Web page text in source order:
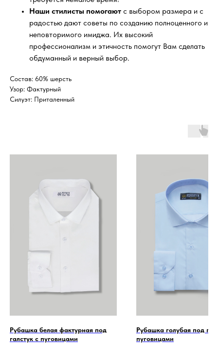
Наши стилисты помогают с выбором размера и с
радостью дают советы по созданию полноценного и
неповторимого имиджа. Их высокий
профессионализм и этичность помогут Вам сделать
обдуманный и верный выбор.
Состав: 60% шерсть
Узор: Фактурный
Силуэт: Приталенный
Рубашка белая фактурная под
галстук с пуговицами
Рубашка голубая под
пуговицами